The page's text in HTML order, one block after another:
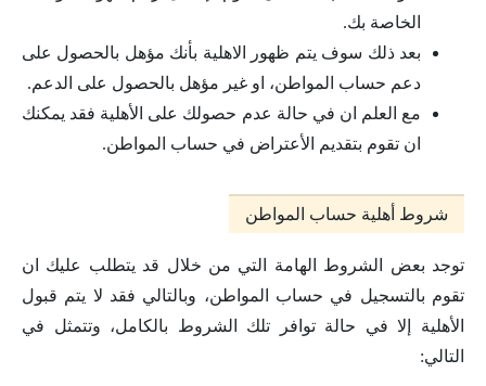
الخاصة بك.
بعد ذلك سوف يتم ظهور الاهلية بأنك مؤهل بالحصول على
دعم حساب المواطن، او غير مؤهل بالحصول على الدعم.
مع العلم ان في حالة عدم حصولك على الأهلية فقد يمكنك
ان تقوم بتقديم الأعتراض في حساب المواطن.
شروط أهلية حساب المواطن
توجد بعض الشروط الهامة التي من خلال قد يتطلب عليك ان
تقوم بالتسجيل في حساب المواطن، وبالتالي فقد لا يتم قبول
الأهلية إلا في حالة توافر تلك الشروط بالكامل، وتتمثل في
التالي: